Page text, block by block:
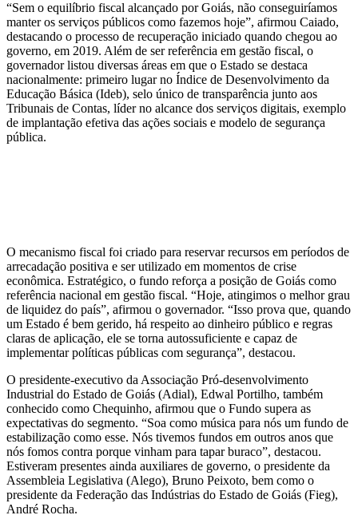
“Sem o equilíbrio fiscal alcançado por Goiás, não conseguiríamos
manter os serviços públicos como fazemos hoje”, afirmou Caiado,
destacando o processo de recuperação iniciado quando chegou ao
governo, em 2019. Além de ser referência em gestão fiscal, o
governador listou diversas áreas em que o Estado se destaca
nacionalmente: primeiro lugar no Índice de Desenvolvimento da
Educação Básica (Ideb), selo único de transparência junto aos
Tribunais de Contas, líder no alcance dos serviços digitais, exemplo
de implantação efetiva das ações sociais e modelo de segurança
pública.
O mecanismo fiscal foi criado para reservar recursos em períodos de
arrecadação positiva e ser utilizado em momentos de crise
econômica. Estratégico, o fundo reforça a posição de Goiás como
referência nacional em gestão fiscal. “Hoje, atingimos o melhor grau
de liquidez do país”, afirmou o governador. “Isso prova que, quando
um Estado é bem gerido, há respeito ao dinheiro público e regras
claras de aplicação, ele se torna autossuficiente e capaz de
implementar políticas públicas com segurança”, destacou.
O presidente-executivo da Associação Pró-desenvolvimento
Industrial do Estado de Goiás (Adial), Edwal Portilho, também
conhecido como Chequinho, afirmou que o Fundo supera as
expectativas do segmento. “Soa como música para nós um fundo de
estabilização como esse. Nós tivemos fundos em outros anos que
nós fomos contra porque vinham para tapar buraco”, destacou.
Estiveram presentes ainda auxiliares de governo, o presidente da
Assembleia Legislativa (Alego), Bruno Peixoto, bem como o
presidente da Federação das Indústrias do Estado de Goiás (Fieg),
André Rocha.